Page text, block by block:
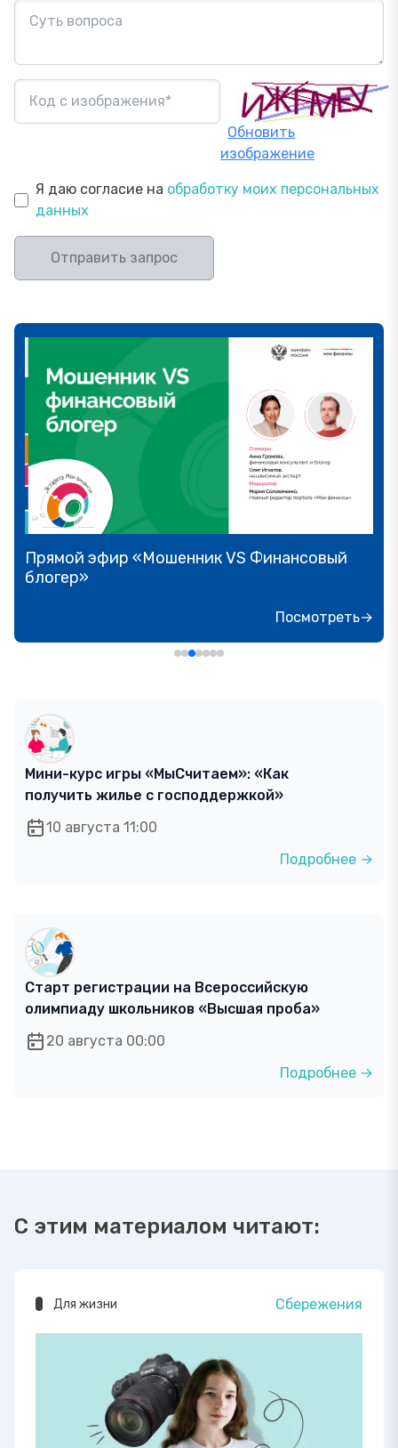
Обновить
изображение
Я даю согласие на обработку моих персональных
данных
Отправить запрос
Прямой эфир «Мошенник VS Финансовый
блогер»
Посмотреть→
Мини-курс игры «МыСчитаем»: «Как
получить жилье с господдержкой»
10 августа 11:00
Подробнее →
Старт регистрации на Всероссийскую
олимпиаду школьников «Высшая проба»
20 августа 00:00
Подробнее →
С этим материалом читают:
Для жизни Сбережения